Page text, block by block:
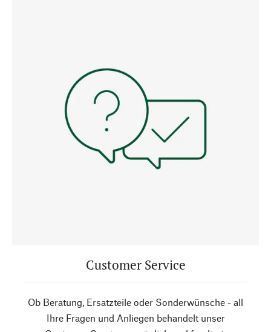
Customer Service
Ob Beratung, Ersatzteile oder Sonderwünsche - all
Ihre Fragen und Anliegen behandelt unser